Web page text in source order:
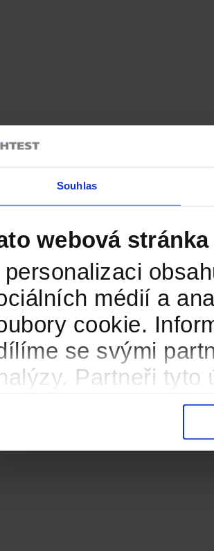
Souhlas
webová
personalizaci
médií a
cookie.
se svými
Partneři tyto
které